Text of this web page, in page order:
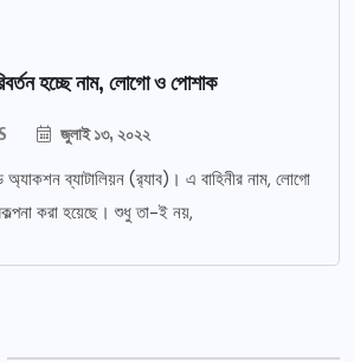
হচ্ছে নাম, লোগো ও পোশাক
জুলাই ১৩, ২০২২
ব্যাটালিয়ন (র‌্যাব)। এ বাহিনীর নাম, লোগো
করা হয়েছে। শুধু তা-ই নয়,